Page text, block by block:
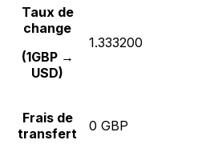
Taux de
change
(1GBP →
USD)
1.333200
Frais de
transfert
0 GBP